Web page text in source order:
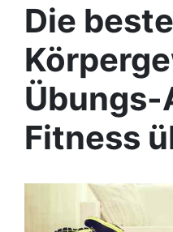
Die
Fitness